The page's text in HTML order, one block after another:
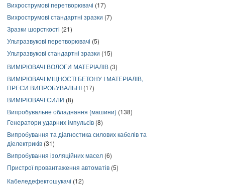
Вихрострумові перетворювачі (17)
Вихрострумові стандартні зразки (7)
Зразки шорсткості (21)
Ультразвукові перетворювачі (5)
Ультразвукові стандартні зразки (15)
ВИМІРЮВАЧІ ВОЛОГИ МАТЕРІАЛІВ (3)
ВИМІРЮВАЧІ МІЦНОСТІ БЕТОНУ І МАТЕРІАЛІВ,
ПРЕСИ ВИПРОБУВАЛЬНІ (17)
ВИМІРЮВАЧІ СИЛИ (8)
Випробувальне обладнання (машини) (138)
Генератори ударних імпульсів (8)
Випробування та діагностика силових кабелів та
діелектриків (31)
Випробування ізоляційних масел (6)
Пристрої провантаження автоматів (5)
Кабеледефектошукачі (12)